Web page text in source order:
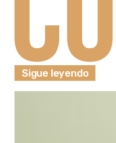
Sigue leyendo